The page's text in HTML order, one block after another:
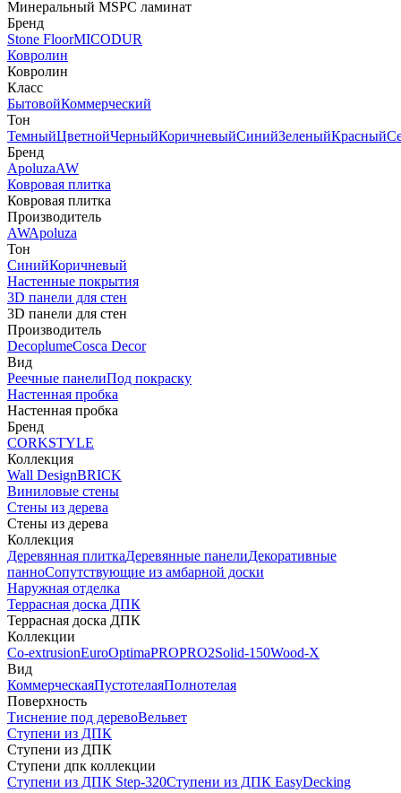
Минеральный MSPC ламинат
Бренд
Stone FloorMICODUR
Ковролин
Ковролин
Класс
БытовойКоммерческий
Тон
ТемныйЦветнойЧерныйКоричневыйСинийЗеленыйКрасный
Бренд
ApoluzaAW
Ковровая плитка
Ковровая плитка
Производитель
AWApoluza
Тон
СинийКоричневый
Настенные покрытия
3D панели для стен
3D панели для стен
Производитель
DecoplumeCosca Decor
Вид
Реечные панелиПод покраску
Настенная пробка
Настенная пробка
Бренд
CORKSTYLE
Коллекция
Wall DesignBRICK
Виниловые стены
Стены из дерева
Стены из дерева
Коллекция
Деревянная плиткаДеревянные панелиДекоративные
панноСопутствующие из амбарной доски
Наружная отделка
Террасная доска ДПК
Террасная доска ДПК
Коллекции
Co-extrusionEuroOptimaPROPRO2Solid-150Wood-X
Вид
КоммерческаяПустотелаяПолнотелая
Поверхность
Тиснение под деревоВельвет
Ступени из ДПК
Ступени из ДПК
Ступени дпк коллекции
Ступени из ДПК Step-320Ступени из ДПК EasyDecking